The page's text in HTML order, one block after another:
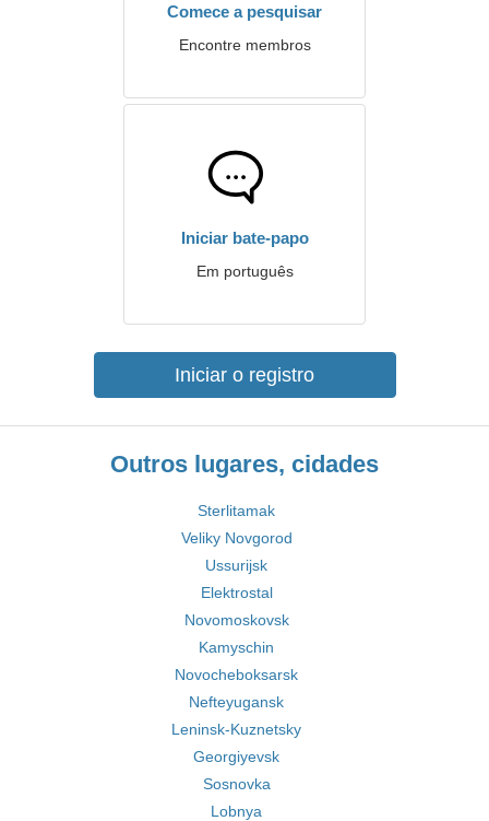
Comece a pesquisar
Encontre membros
Iniciar bate-papo
Em português
Iniciar o registro
Outros lugares, cidades
Sterlitamak
Veliky Novgorod
Ussurijsk
Elektrostal
Novomoskovsk
Kamyschin
Novocheboksarsk
Nefteyugansk
Leninsk-Kuznetsky
Georgiyevsk
Sosnovka
Lobnya